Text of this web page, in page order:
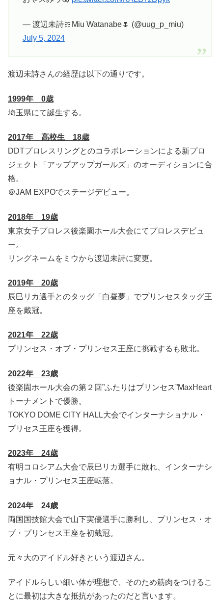
— 渡辺未詩🎀Miu Watanabe🌷 (@uug_p_miu)
July 5, 2024
渡辺未詩さんの経歴は以下の通りです。
1999年 0歳
埼玉県にて誕生する。
2017年 高校生 18歳
DDTプロレスリングとのコラボレーションによる新プロ
ジェクト「アップアップガールズ」のオーディションに合
格。
＠JAM EXPOでステージデビュー。
2018年 19歳
東京女子プロレス後楽園ホール大会にてプロレスデビュ
ー。
リングネームをミウから渡辺未詩に変更。
2019年 20歳
辰巳リカ選手とのタッグ「白昼夢」でプリンセスタッグ王
座を戴冠。
2021年 22歳
プリンセス・オブ・プリンセス王座に挑戦するも敗北。
2022年 23歳
後楽園ホール大会の第２回”ふたりはプリンセス”MaxHeart
トーナメントで優勝。
TOKYO DOME CITY HALL大会でインターナショナル・
プリセス王座を獲得。
2023年 24歳
有明コロシアム大会で辰巳リカ選手に敗れ、インターナシ
ョナル・プリンセス王座転落。
2024年 24歳
両国国技館大会で山下実優選手に勝利し、プリンセス・オ
ブ・プリンセス王座を初戴冠。
元々大のアイドル好きという渡辺さん。
アイドルらしい細い体が理想で、そのため筋肉をつけるこ
とに最初は大きな抵抗があったのだと言います。